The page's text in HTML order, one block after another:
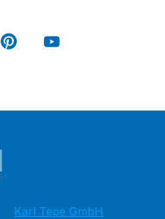
Karl Tepe GmbH